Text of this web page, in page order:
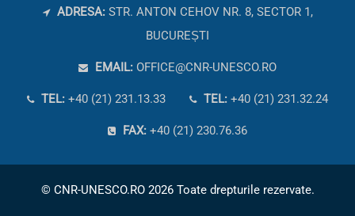
ADRESA: STR. ANTON CEHOV NR. 8, SECTOR 1,
BUCUREȘTI
EMAIL: OFFICE@CNR-UNESCO.RO
TEL: +40 (21) 231.13.33 TEL: +40 (21) 231.32.24
FAX: +40 (21) 230.76.36
© CNR-UNESCO.RO 2026 Toate drepturile rezervate.